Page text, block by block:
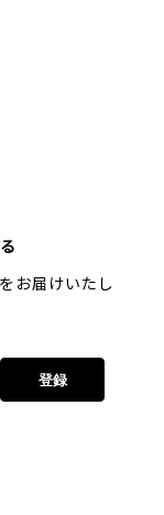
【 柴犬 毛色3色】マグカップ お家用 プレゼント コーギーブラザーズ 犬 うちの子
ました。 プ
と思います。
お届けいたし
登録